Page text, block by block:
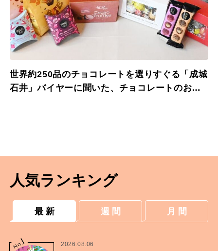
世界約250品のチョコレートを選りすぐる「成城
石井」バイヤーに聞いた、チョコレートのおす
人気ランキング
最 新 週 間 月 間
No.
1 2026.08.06